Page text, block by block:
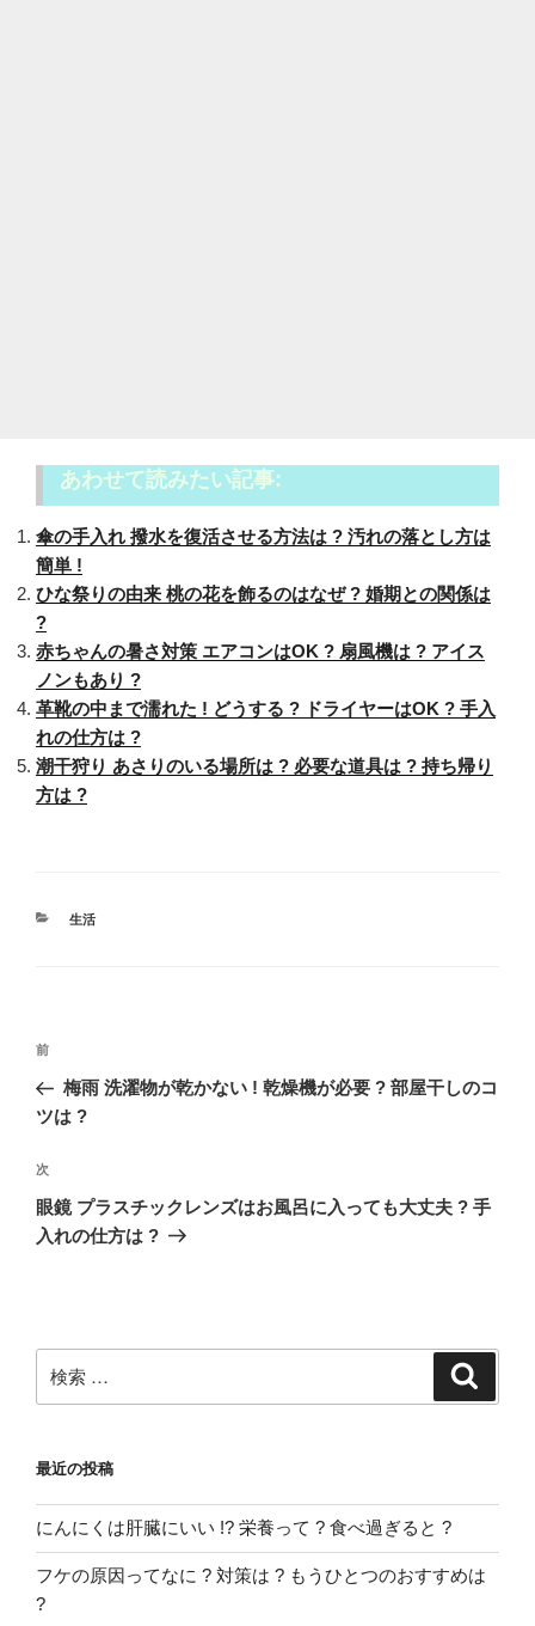
あわせて読みたい記事:
傘の手入れ 撥水を復活させる方法は ? 汚れの落とし方は
簡単 !
ひな祭りの由来 桃の花を飾るのはなぜ ? 婚期との関係は
?
赤ちゃんの暑さ対策 エアコンはOK ? 扇風機は ? アイス
ノンもあり ?
革靴の中まで濡れた ! どうする ? ドライヤーはOK ? 手入
れの仕方は ?
潮干狩り あさりのいる場所は ? 必要な道具は ? 持ち帰り
方は ?
カ
生活
投
ナ
ゲ
ー
シ
過
去
の
稿
前
梅雨 洗濯物が乾かない ! 乾燥機が必要 ? 部屋干しのコ
ツは ?
次
の
投
次
眼鏡 プラスチックレンズはお風呂に入っても大丈夫 ? 手
入れの仕方は ?
索:
最近の投稿
にんにくは肝臓にいい !? 栄養って ? 食べ過ぎると ?
フケの原因ってなに ? 対策は ? もうひとつのおすすめは
?